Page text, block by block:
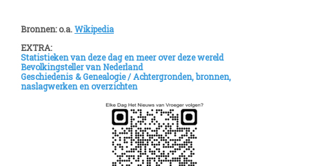
Bronnen: o.a.Wikipedia
EXTRA:
Statistieken van deze dag en meer over deze wereld
Bevolkingsteller van Nederland
Geschiedenis & Genealogie /Achtergronden, bronnen,
naslagwerken en overzichten